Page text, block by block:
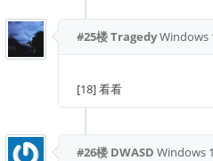
#25楼TragedyWindows
[18] 看看
#26楼 DWASD Windows